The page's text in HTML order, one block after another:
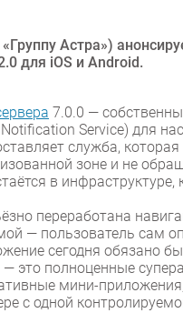
Астра»)
для iOS и Android.
7.0.0 —
Service) для
служба,
зоне и не
в инфраструктуре,
переработана
— пользователь сам
сегодня
это полноценные
мини-
с одной